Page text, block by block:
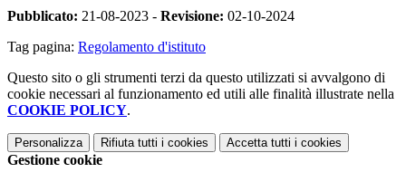
Pubblicato: 21-08-2023 - Revisione: 02-10-2024
Tag pagina: Regolamento d'istituto
Questo sito o gli strumenti terzi da questo utilizzati si avvalgono di
cookie necessari al funzionamento ed utili alle finalità illustrate nella
COOKIE POLICY.
Personalizza Rifiuta tutti i cookies Accetta tutti i cookies
Gestione cookie